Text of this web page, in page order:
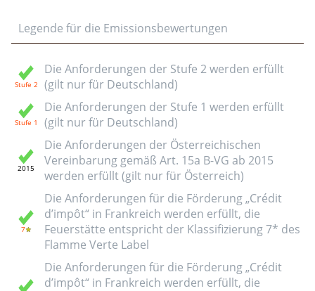
Legende für die Emissionsbewertungen
Die Anforderungen der Stufe 2 werden erfüllt
(gilt nur für Deutschland)
Die Anforderungen der Stufe 1 werden erfüllt
(gilt nur für Deutschland)
Die Anforderungen der Österreichischen
Vereinbarung gemäß Art. 15a B-VG ab 2015
werden erfüllt (gilt nur für Österreich)
Die Anforderungen für die Förderung „Crédit
d’impôt“ in Frankreich werden erfüllt, die
Feuerstätte entspricht der Klassifizierung 7* des
Flamme Verte Label
Die Anforderungen für die Förderung „Crédit
d’impôt“ in Frankreich werden erfüllt, die